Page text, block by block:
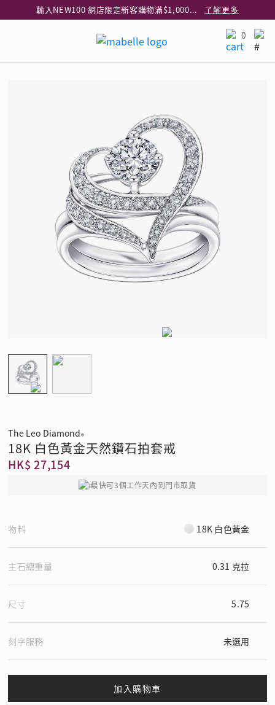
輸入NEW100 網店限定新客購物滿$1,000減$100
了解更多
指定純銀動物耳環2件享7折
網店限定 滿$3,000送精緻禮盒包裝及驚喜禮品
0
The Leo Diamond®
18K 白色黃金天然鑽石拍套戒
HK$ 27,154
最快可3個工作天內到門市取貨
物料 18K 白色黃金
主石總重量 0.31 克拉
尺寸 5.75
刻字服務 未選用